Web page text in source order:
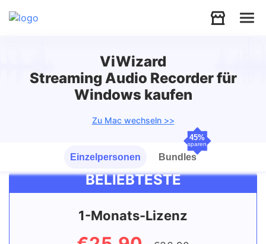
ViWizard
Streaming Audio Recorder für
Windows kaufen
Zu Mac wechseln >>
Einzelpersonen Bundles
45%
sparen
BELIEBTESTE
1-Monats-Lizenz